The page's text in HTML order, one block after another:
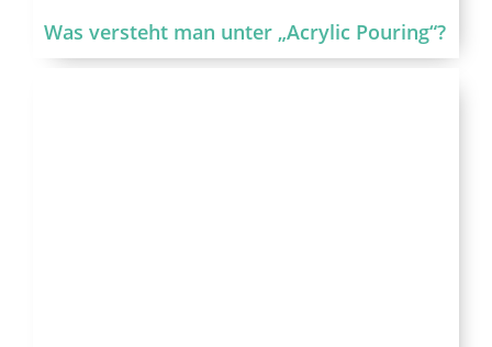
Was versteht man unter „Acrylic Pouring“?